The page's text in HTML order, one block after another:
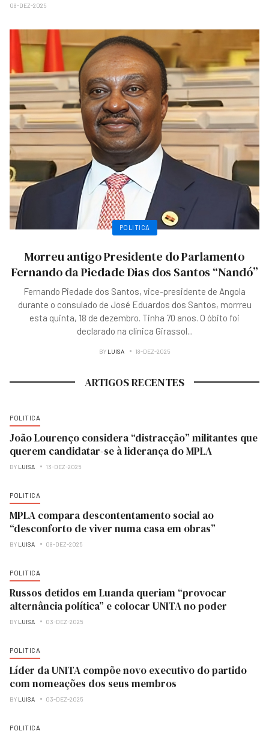
08-DEZ-2025
POLITICA
Morreu antigo Presidente do Parlamento
Fernando da Piedade Dias dos Santos “Nandó”
Fernando Piedade dos Santos, vice-presidente de Angola
durante o consulado de José Eduardos dos Santos, morrreu
esta quinta, 18 de dezembro. Tinha 70 anos. O óbito foi
declarado na clínica Girassol...
BY LUISA 18-DEZ-2025
ARTIGOS RECENTES
POLITICA
João Lourenço considera “distracção” militantes que
querem candidatar-se à liderança do MPLA
BY LUISA 13-DEZ-2025
POLITICA
MPLA compara descontentamento social ao
“desconforto de viver numa casa em obras”
BY LUISA 08-DEZ-2025
POLITICA
Russos detidos em Luanda queriam “provocar
alternância política” e colocar UNITA no poder
BY LUISA 03-DEZ-2025
POLITICA
Líder da UNITA compõe novo executivo do partido
com nomeações dos seus membros
BY LUISA 03-DEZ-2025
POLITICA